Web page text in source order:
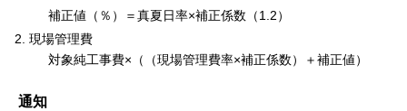
補正値（％）＝真夏日率×補正係数（1.2）
現場管理費
対象純工事費×（（現場管理費率×補正係数）＋補正値）
通知